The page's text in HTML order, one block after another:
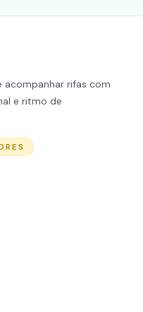
acompanhar rifas com
e ritmo de